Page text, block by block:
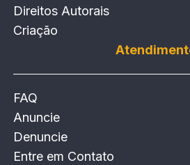
Direitos Autorais
Criação
FAQ
Anuncie
Denuncie
Entre em Contato